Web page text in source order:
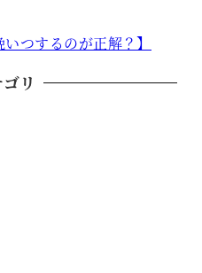
つするのが正解？】
リ